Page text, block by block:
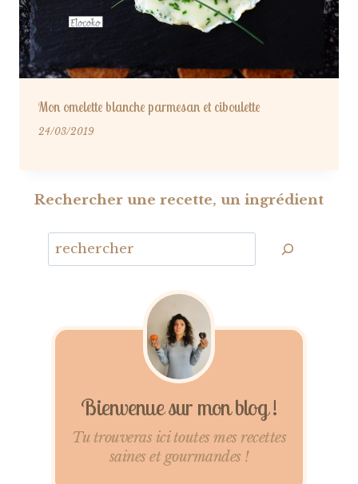
Mon omelette blanche parmesan et ciboulette
24/03/2019
Rechercher une recette, un ingrédient
Bienvenue sur mon blog !
Tu trouveras ici toutes mes recettes
saines et gourmandes !